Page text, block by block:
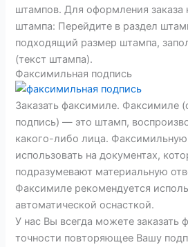
штампов. Для оформления заказа
штампа: Перейдите в раздел
подходящий размер штампа,
(текст штампа).
Факсимильная подпись
Заказать факсимиле. Факсимиле
подпись) — это штамп,
какого-либо лица.
использовать на документах,
подразумевают материальную
Факсимиле рекомендуется
автоматической оснасткой.
У нас Вы всегда можете заказать
точности повторяющее Вашу